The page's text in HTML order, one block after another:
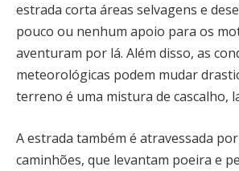
estrada corta áreas selvagens e
pouco ou nenhum apoio para os
aventuram por lá. Além disso, as
meteorológicas podem mudar
terreno é uma mistura de cascalho,
A estrada também é atravessada
caminhões, que levantam poeira e